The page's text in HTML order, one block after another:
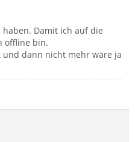
Damit ich auf die
offline bin.
dann nicht mehr wäre ja